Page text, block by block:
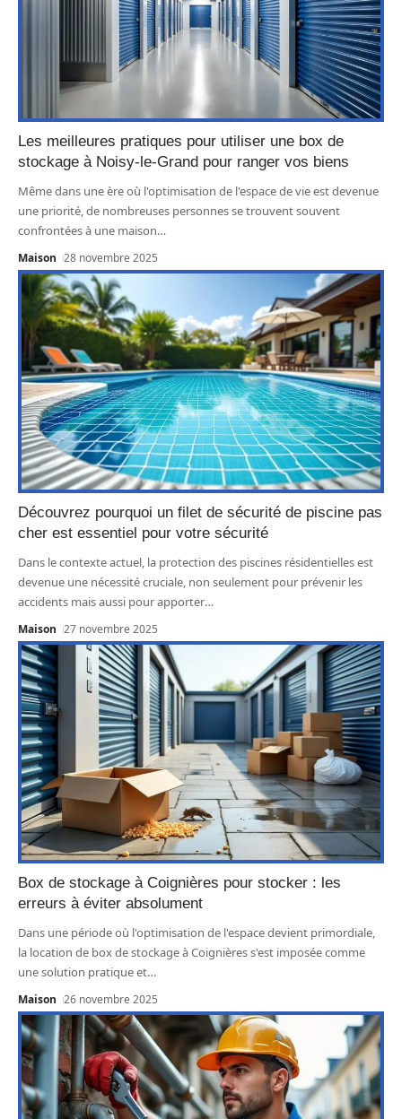
Les meilleures pratiques pour utiliser une box de
stockage à Noisy-le-Grand pour ranger vos biens
Même dans une ère où l'optimisation de l'espace de vie est devenue
une priorité, de nombreuses personnes se trouvent souvent
confrontées à une maison…
Maison 28 novembre 2025
Découvrez pourquoi un filet de sécurité de piscine pas
cher est essentiel pour votre sécurité
Dans le contexte actuel, la protection des piscines résidentielles est
devenue une nécessité cruciale, non seulement pour prévenir les
accidents mais aussi pour apporter…
Maison 27 novembre 2025
Box de stockage à Coignières pour stocker : les
erreurs à éviter absolument
Dans une période où l'optimisation de l'espace devient primordiale,
la location de box de stockage à Coignières s'est imposée comme
une solution pratique et…
Maison 26 novembre 2025